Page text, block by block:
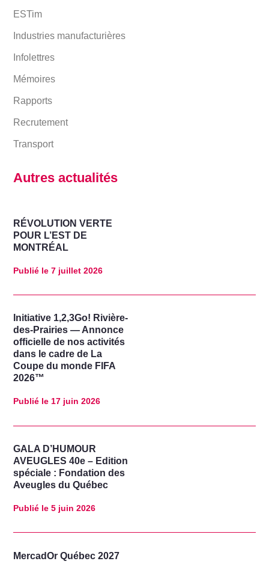
ESTim
Industries manufacturières
Infolettres
Mémoires
Rapports
Recrutement
Transport
Autres actualités
RÉVOLUTION VERTE
POUR L’EST DE
MONTRÉAL
Publié le 7 juillet 2026
Initiative 1,2,3Go! Rivière-
des-Prairies — Annonce
officielle de nos activités
dans le cadre de La
Coupe du monde FIFA
2026™
Publié le 17 juin 2026
GALA D’HUMOUR
AVEUGLES 40e – Edition
spéciale : Fondation des
Aveugles du Québec
Publié le 5 juin 2026
MercadOr Québec 2027